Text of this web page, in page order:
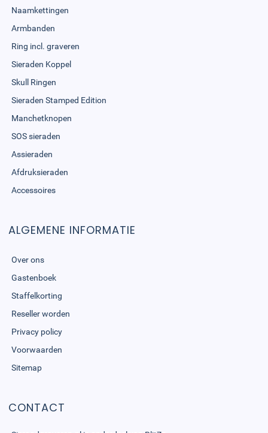
Naamkettingen
Armbanden
Ring incl. graveren
Sieraden Koppel
Skull Ringen
Sieraden Stamped Edition
Manchetknopen
SOS sieraden
Assieraden
Afdruksieraden
Accessoires
ALGEMENE INFORMATIE
Over ons
Gastenboek
Staffelkorting
Reseller worden
Privacy policy
Voorwaarden
Sitemap
CONTACT